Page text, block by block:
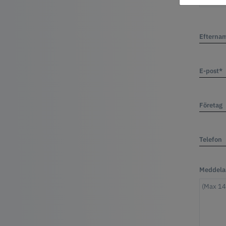
E-post*
Företag
Telefon